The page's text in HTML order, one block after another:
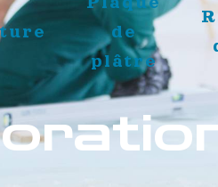
de
plâtre